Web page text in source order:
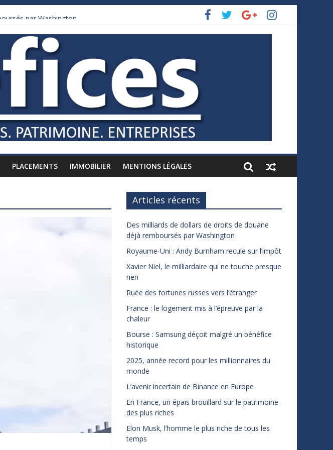
PLACEMENTS IMMOBILIER MENTIONS LÉGALES
Articles récents
Des milliards de dollars de droits de douane
déjà remboursés par Washington
Royaume-Uni : Andy Burnham recule sur l’impôt
Xavier Niel, le milliardaire qui ne touche presque
rien
Ruée des fortunes russes vers l’étranger
France : le logement mis à l’épreuve par la
chaleur
Bourse : Samsung déçoit malgré un bénéfice
historique
2025, année record pour les millionnaires du
monde
L’avenir incertain de Binance en Europe
En France, un épais brouillard sur le patrimoine
des plus riches
Elon Musk, l’homme le plus riche de tous les
temps